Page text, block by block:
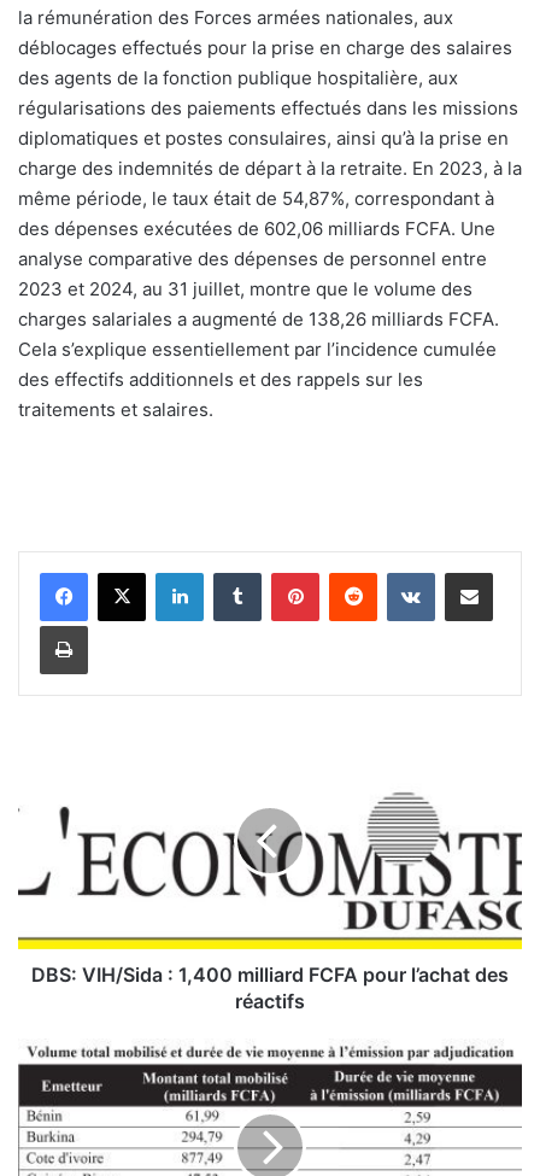
la rémunération des Forces armées nationales, aux
déblocages effectués pour la prise en charge des salaires
des agents de la fonction publique hospitalière, aux
régularisations des paiements effectués dans les missions
diplomatiques et postes consulaires, ainsi qu’à la prise en
charge des indemnités de départ à la retraite. En 2023, à la
même période, le taux était de 54,87%, correspondant à
des dépenses exécutées de 602,06 milliards FCFA. Une
analyse comparative des dépenses de personnel entre
2023 et 2024, au 31 juillet, montre que le volume des
charges salariales a augmenté de 138,26 milliards FCFA.
Cela s’explique essentiellement par l’incidence cumulée
des effectifs additionnels et des rappels sur les
traitements et salaires.
H
S
,
4
DBS: VIH/Sida : 1,400 milliard FCFA pour l’achat des
réactifs
M
r
c
h